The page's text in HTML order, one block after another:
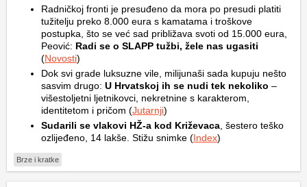
Radničkoj fronti je presuđeno da mora po presudi platiti
tužitelju preko 8.000 eura s kamatama i troškove
postupka, što se već sad približava svoti od 15.000 eura,
Peović: Radi se o SLAPP tužbi, žele nas ugasiti
(Novosti)
Dok svi grade luksuzne vile, milijunaši sada kupuju nešto
sasvim drugo: U Hrvatskoj ih se nudi tek nekoliko –
višestoljetni ljetnikovci, nekretnine s karakterom,
identitetom i pričom (Jutarnji)
Sudarili se vlakovi HŽ-a kod Križevaca , šestero teško
ozlijeđeno, 14 lakše. Stižu snimke (Index)
Brze i kratke